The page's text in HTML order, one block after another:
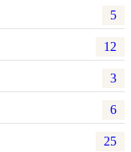
5
12
3
6
25